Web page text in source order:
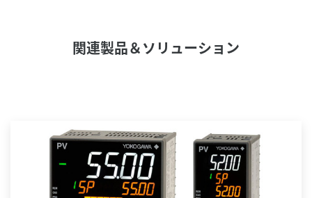
関連製品＆ソリューション